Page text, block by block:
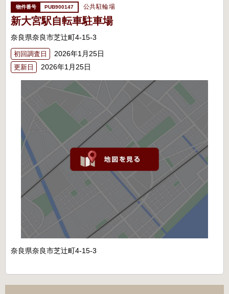
PUB900147 公共駐輪場
新大宮駅自転車駐車場
奈良県奈良市芝辻町4-15-3
初回調査日 2026年1月25日
更新日 2026年1月25日
奈良県奈良市芝辻町4-15-3